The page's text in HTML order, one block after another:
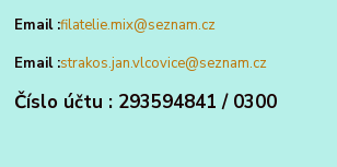
Email :filatelie.mix@seznam.cz
Email :strakos.jan.vlcovice@seznam.cz
Číslo účtu : 293594841 / 0300